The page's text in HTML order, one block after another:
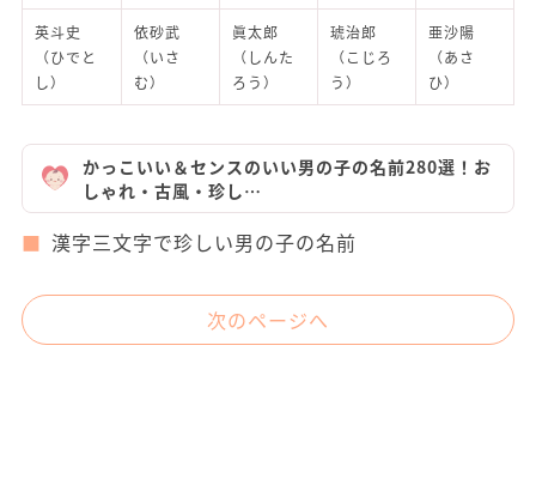
英斗史
（ひでと
し）
依砂武
（いさ
む）
眞太郎
（しんた
ろう）
琥治郎
（こじろ
う）
亜沙陽
（あさ
ひ）
かっこいい＆センスのいい男の子の名前280選！お
しゃれ・古風・珍し…
漢字三文字で珍しい男の子の名前
次のページへ